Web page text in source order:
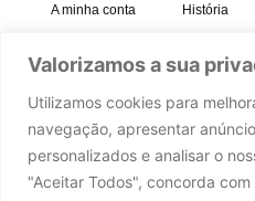
Valorizamos a sua
Utilizamos cookies para
navegação, apresentar
personalizados e analisar o
"Aceitar Todos", concorda
A minha conta
Peças
Frequentes
Contacte-nos
Carreiras
História
Oficinas
Parcerias